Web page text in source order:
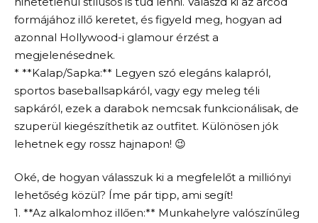
formájához illő keretet, és figyeld meg, hogyan ad
azonnal Hollywood-i glamour érzést a
megjelenésednek.
* **Kalap/Sapka:** Legyen szó elegáns kalapról,
sportos baseballsapkáról, vagy egy meleg téli
sapkáról, ezek a darabok nemcsak funkcionálisak, de
szuperül kiegészíthetik az outfitet. Különösen jók
lehetnek egy rossz hajnapon! 😉
Oké, de hogyan válasszuk ki a megfelelőt a milliónyi
lehetőség közül? Íme pár tipp, ami segít!
1. **Az alkalomhoz illően:** Munkahelyre valószínűleg